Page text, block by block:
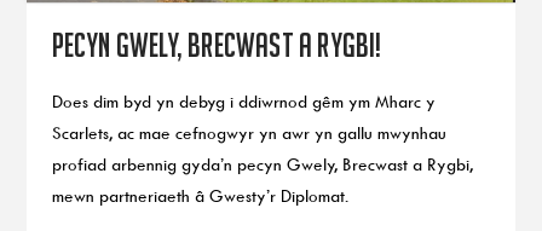
Pecyn gwely, brecwast a rygbi!
Does dim byd yn debyg i ddiwrnod gêm ym Mharc y
Scarlets, ac mae cefnogwyr yn awr yn gallu mwynhau
profiad arbennig gyda’n pecyn Gwely, Brecwast a Rygbi,
mewn partneriaeth â Gwesty’r Diplomat.